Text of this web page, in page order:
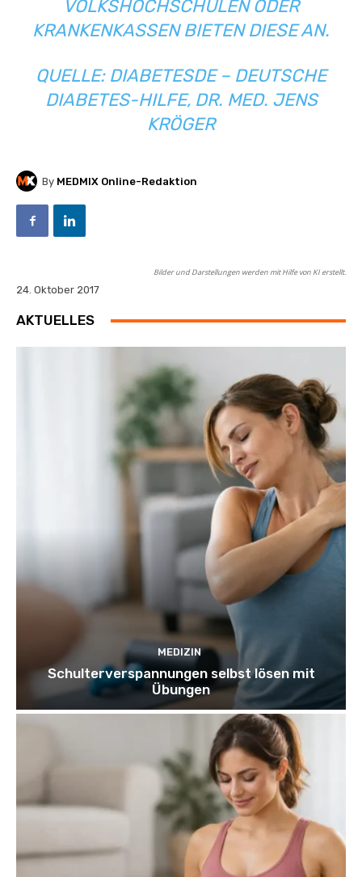
VOLKSHOCHSCHULEN ODER
KRANKENKASSEN BIETEN DIESE AN.
QUELLE: DIABETESDE– DEUTSCHE
DIABETES-HILFE, DR. MED. JENS
KRÖGER
By MEDMIX Online-Redaktion
Bilder und Darstellungen werden mit Hilfe von KI erstellt.
24. Oktober 2017
AKTUELLES
MEDIZIN
Schulterverspannungen selbst lösen mit
Übungen